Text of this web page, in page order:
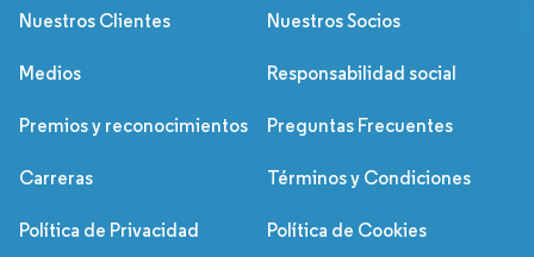
Nuestros Clientes Nuestros Socios
Medios Responsabilidad social
Premios y reconocimientos Preguntas Frecuentes
Carreras Términos y Condiciones
Política de Privacidad Política de Cookies